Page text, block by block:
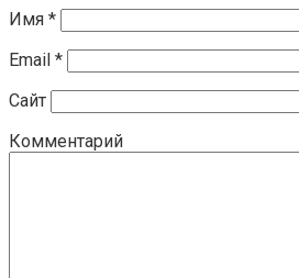
Имя *
Email *
Сайт
Комментарий